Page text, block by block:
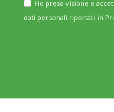
Ho preso visione e
dati personali riportati in